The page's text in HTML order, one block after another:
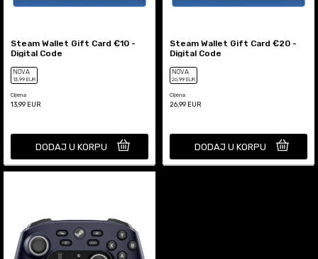
Steam Wallet Gift Card €10 -
Digital Code
NOVA
13,99 EUR
Cijena
13,99 EUR
DODAJ U KORPU
Steam Wallet Gift Card €20 -
Digital Code
NOVA
26,99 EUR
Cijena
26,99 EUR
DODAJ U KORPU